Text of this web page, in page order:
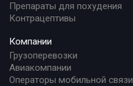
Препараты для похудения
Контрацептивы
Компании
Грузоперевозки
Авиакомпании
Операторы мобильной связи